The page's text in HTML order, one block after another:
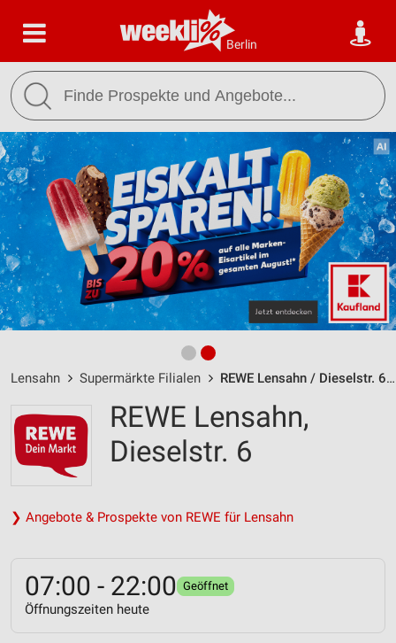
Berlin
Lensahn Supermärkte Filialen REWE Lensahn / Dieselstr. 6 - Öffnungszeiten & Adresse
REWE Lensahn,
Dieselstr. 6
❯ Angebote & Prospekte von REWE für Lensahn
07:00 - 22:00 Geöffnet
Öffnungszeiten heute